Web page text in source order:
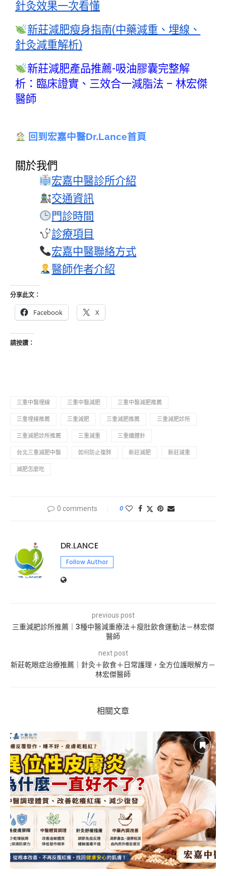
針灸效果一次看懂
新莊減肥瘦身指南(中藥減重、埋線、
針灸減重解析)
新莊減肥產品推薦-吸油膠囊完整解
析：臨床證實、三效合一減脂法 – 林宏傑
醫師
回到宏嘉中醫Dr.Lance首頁
關於我們
宏嘉中醫診所介紹
交通資訊
門診時間
診療項目
宏嘉中醫聯絡方式
醫師作者介紹
分享此文：
Facebook X
請按讚：
三重中醫埋線 三重中醫減肥 三重中醫減肥推薦
三重埋線推薦 三重減肥 三重減肥推薦 三重減肥診所
三重減肥診所推薦 三重減重 三重纖體針
台北三重減肥中醫 如何防止復胖 新莊減肥 新莊減重
減肥怎麼吃
0 comments 0
DR.LANCE
Follow Author
previous post
三重減肥診所推薦｜3種中醫減重療法＋瘦肚飲食運動法－林宏傑
醫師
next post
新莊乾眼症治療推薦｜針灸＋飲食＋日常護理，全方位護眼解方－
林宏傑醫師
相關文章